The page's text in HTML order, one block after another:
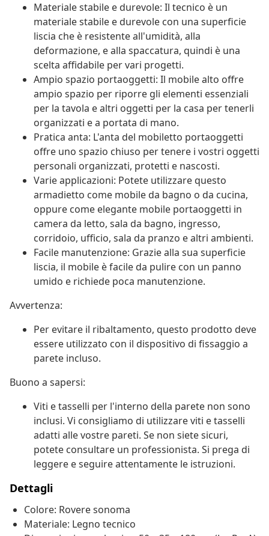
Materiale stabile e durevole: Il tecnico è un
materiale stabile e durevole con una superficie
liscia che è resistente all'umidità, alla
deformazione, e alla spaccatura, quindi è una
scelta affidabile per vari progetti.
Ampio spazio portaoggetti: Il mobile alto offre
ampio spazio per riporre gli elementi essenziali
per la tavola e altri oggetti per la casa per tenerli
organizzati e a portata di mano.
Pratica anta: L'anta del mobiletto portaoggetti
offre uno spazio chiuso per tenere i vostri oggetti
personali organizzati, protetti e nascosti.
Varie applicazioni: Potete utilizzare questo
armadietto come mobile da bagno o da cucina,
oppure come elegante mobile portaoggetti in
camera da letto, sala da bagno, ingresso,
corridoio, ufficio, sala da pranzo e altri ambienti.
Facile manutenzione: Grazie alla sua superficie
liscia, il mobile è facile da pulire con un panno
umido e richiede poca manutenzione.
Avvertenza:
Per evitare il ribaltamento, questo prodotto deve
essere utilizzato con il dispositivo di fissaggio a
parete incluso.
Buono a sapersi:
Viti e tasselli per l'interno della parete non sono
inclusi. Vi consigliamo di utilizzare viti e tasselli
adatti alle vostre pareti. Se non siete sicuri,
potete consultare un professionista. Si prega di
leggere e seguire attentamente le istruzioni.
Dettagli
Colore: Rovere sonoma
Materiale: Legno tecnico